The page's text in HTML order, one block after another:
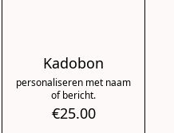
Kadobon
personaliseren met naam
of bericht.
€25.00